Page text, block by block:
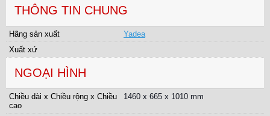
THÔNG TIN CHUNG
Hãng sản xuất
Yadea
Xuất xứ
NGOẠI HÌNH
Chiều dài x Chiều rộng x Chiều
cao
1460 x 665 x 1010 mm